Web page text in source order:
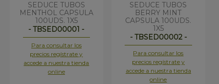
SEDUCE TUBOS
MENTHOL CAPSULA
100UDS. 1X5
- TBSED00001 -
Para consultar los
precios regístrate y
accede a nuestra tienda
online
SEDUCE TUBOS
BERRY MINT
CAPSULA 100UDS.
1X5
- TBSED00002 -
Para consultar los
precios regístrate y
accede a nuestra tienda
online